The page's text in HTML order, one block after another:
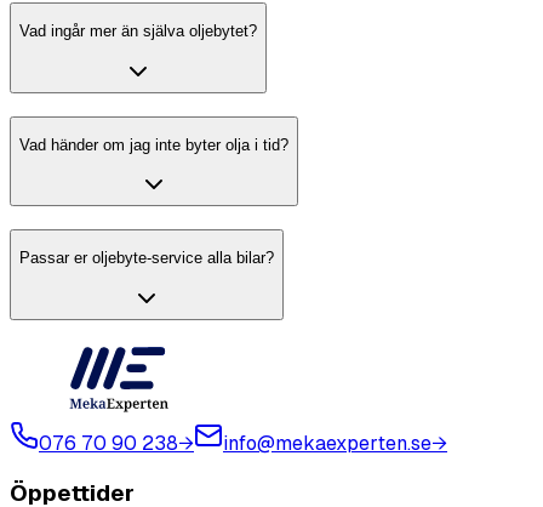
Vad ingår mer än själva oljebytet?
Vad händer om jag inte byter olja i tid?
Passar er oljebyte-service alla bilar?
076 70 90 238→ info@mekaexperten.se→
Öppettider